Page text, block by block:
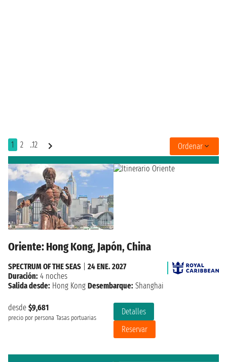
1 2 ..12 Ordenar
Oriente: Hong Kong, Japón, China
desde $9,681
precio por persona Tasas portuarias
Detalles
Reservar
SPECTRUM OF THE SEAS
24 ENE. 2027
Duración: 4 noches
Salida desde: Hong Kong Desembarque: Shanghai